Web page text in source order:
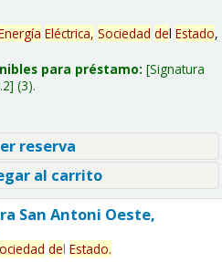
Eléctrica, Sociedad del Estado,
para préstamo: Signatura
(3).
reserva
al carrito
San Antoni Oeste,
del Estado.